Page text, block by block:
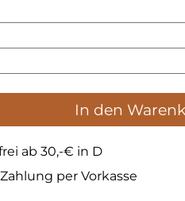
In den
ab 30,-€ in D
per Vorkasse